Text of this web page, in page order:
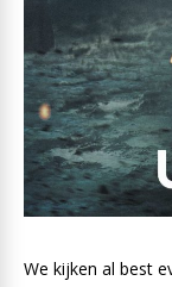
We kijken al best